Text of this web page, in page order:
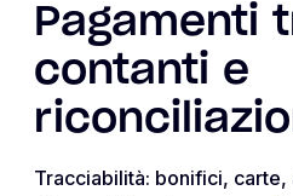
Pagamenti
contanti e
Tracciabilità: bonifici, carte,